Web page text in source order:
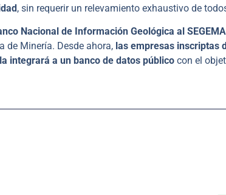
, sin requerir un relevamiento exhaustivo de
Nacional de Información Geológica al
de Minería. Desde ahora, las empresas inscriptas
la integrará a un banco de datos público con el